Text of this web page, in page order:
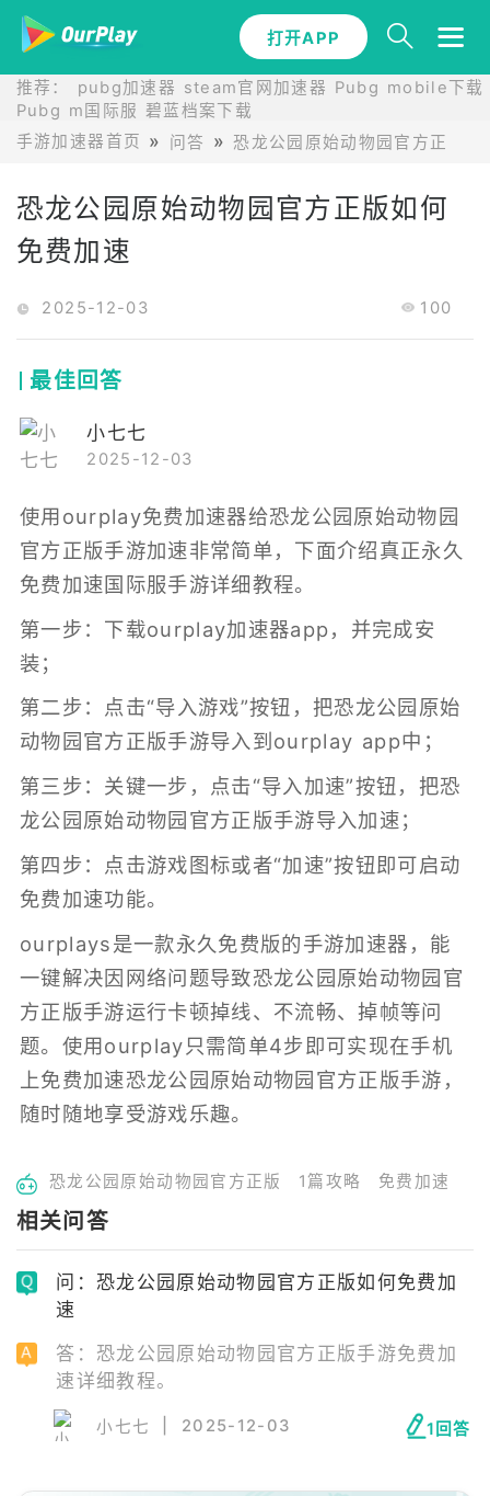
打开APP
推荐： pubg加速器 steam官网加速器 Pubg mobile下载
Pubg m国际服 碧蓝档案下载
手游加速器首页
问答 恐龙公园原始动物园官方正版问
恐龙公园原始动物园官方正版如何
免费加速
2025-12-03 100
最佳回答
小七七
2025-12-03
使用ourplay免费加速器给恐龙公园原始动物园
官方正版手游加速非常简单，下面介绍真正永久
免费加速国际服手游详细教程。
第一步：下载ourplay加速器app，并完成安
装；
第二步：点击“导入游戏”按钮，把恐龙公园原始
动物园官方正版手游导入到ourplay app中；
第三步：关键一步，点击“导入加速”按钮，把恐
龙公园原始动物园官方正版手游导入加速；
第四步：点击游戏图标或者“加速”按钮即可启动
免费加速功能。
ourplays是一款永久免费版的手游加速器 ，能
一键解决因网络问题导致恐龙公园原始动物园官
方正版手游运行卡顿掉线、不流畅、掉帧等问
题。使用ourplay只需简单4步即可实现在手机
上免费加速恐龙公园原始动物园官方正版手游，
随时随地享受游戏乐趣。
恐龙公园原始动物园官方正版 1篇攻略 免费加速
相关问答
问：恐龙公园原始动物园官方正版如何免费加
速
答：恐龙公园原始动物园官方正版手游免费加
速详细教程。
小七七 2025-12-03 1回答